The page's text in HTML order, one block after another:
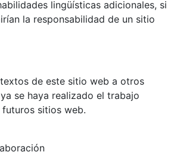
lingüísticas adicionales, si
la responsabilidad de un sitio
de este sitio web a otros
se haya realizado el trabajo
sitios web.